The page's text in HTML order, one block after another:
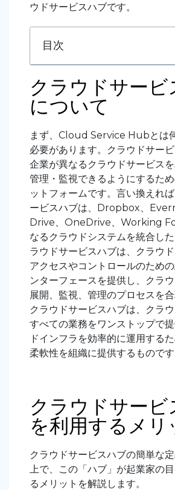
ウドサービスハブです。
目次
クラウドサービ
について
まず、Cloud Service Hubとは
必要があります。クラウドサービ
企業が異なるクラウドサービス
管理・監視できるようにするた
ットフォームです。言い換えれ
ービスハブは、Dropbox、
Drive、OneDrive、Working
なるクラウドシステムを統合し
ラウドサービスハブは、クラウ
アクセスやコントロールのため
ンターフェースを提供し、クラ
展開、監視、管理のプロセスを
クラウドサービスハブは、クラ
すべての業務をワンストップで
ドインフラを効率的に運用する
柔軟性を組織に提供するものです
クラウドサービ
を利用するメリ
クラウドサービスハブの簡単な
上で、この「ハブ」が起業家の
るメリットを解説します。